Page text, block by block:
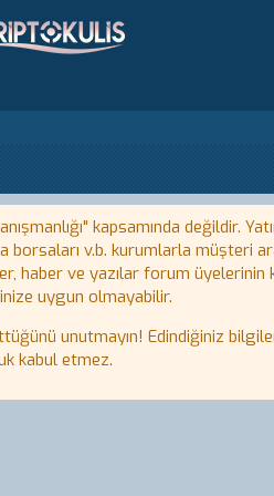
kapsamında değildir.
v.b. kurumlarla müşteri
haber ve yazılar forum
uygun olmayabilir.
unutmayın! Edindiğiniz
kabul etmez.